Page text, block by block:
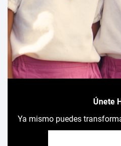
Únete
Ya mismo puedes